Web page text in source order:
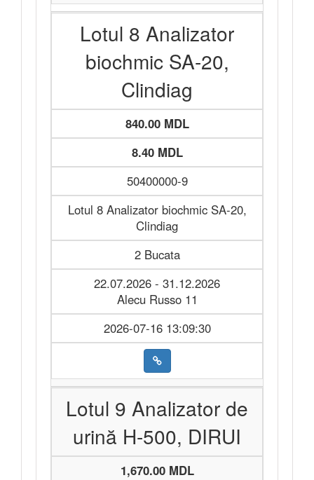
Lotul 8 Analizator
biochmic SA-20,
Clindiag
840.00 MDL
8.40 MDL
50400000-9
Lotul 8 Analizator biochmic SA-20,
Clindiag
2 Bucata
22.07.2026 - 31.12.2026
Alecu Russo 11
2026-07-16 13:09:30
Lotul 9 Analizator de
urină H-500, DIRUI
1,670.00 MDL